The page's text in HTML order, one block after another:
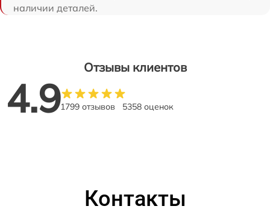
наличии деталей.
Отзывы клиентов
4.91799 отзывов 5358 оценок
Контакты